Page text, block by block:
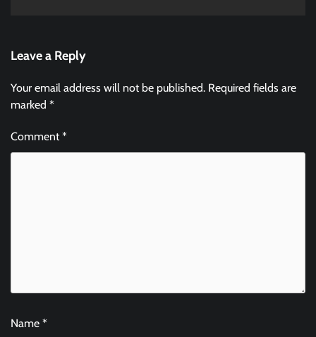
Leave a Reply
Your email address will not be published. Required fields are
marked *
Comment*
Name *